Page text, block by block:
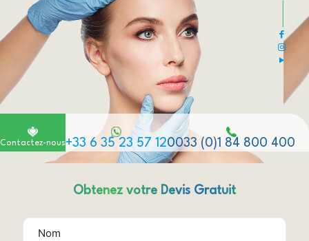
Contactez-nous+33 6 35 23 57 120033 (0)1 84 800 400
Obtenez votre Devis Gratuit